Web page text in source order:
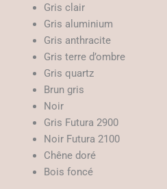
Gris clair
Gris aluminium
Gris anthracite
Gris terre d’ombre
Gris quartz
Brun gris
Noir
Gris Futura 2900
Noir Futura 2100
Chêne doré
Bois foncé